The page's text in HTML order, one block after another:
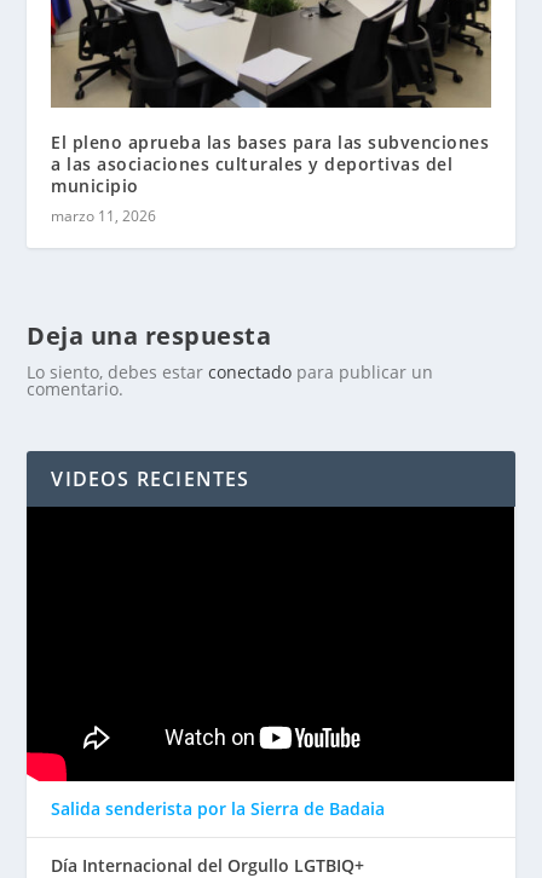
El pleno aprueba las bases para las subvenciones
a las asociaciones culturales y deportivas del
municipio
marzo 11, 2026
Deja una respuesta
Lo siento, debes estarconectado para publicar un
comentario.
VIDEOS RECIENTES
Salida senderista por la Sierra de Badaia
Día Internacional del Orgullo LGTBIQ+